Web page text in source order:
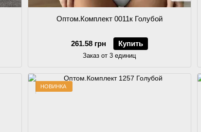
Оптом.Комплект 0011к Голубой
261.58 грн Купить
Заказ от 3 единиц
НОВИНКА